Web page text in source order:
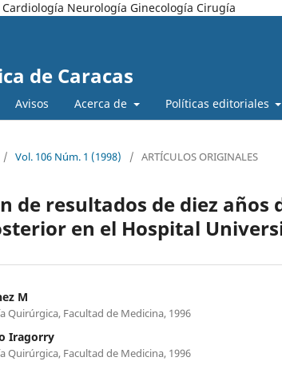
Neurología Ginecología Cirugía
de Caracas
Avisos Acerca de Políticas editoriales
/ Vol. 106 Núm. 1 (1998) / ARTÍCULOS ORIGINALES
de resultados de diez
en el Hospital
M
Quirúrgica, Facultad de Medicina, 1996
Iragorry
Quirúrgica, Facultad de Medicina, 1996